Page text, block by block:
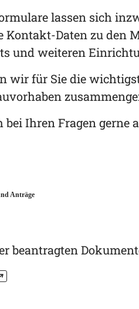
lassen sich
Kontakt-Daten zu den
und weiteren
wir für Sie die
bei Ihren Fragen
Anträge
beantragten